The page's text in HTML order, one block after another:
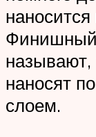
наносится
Финишный
называют,
наносят
слоем.